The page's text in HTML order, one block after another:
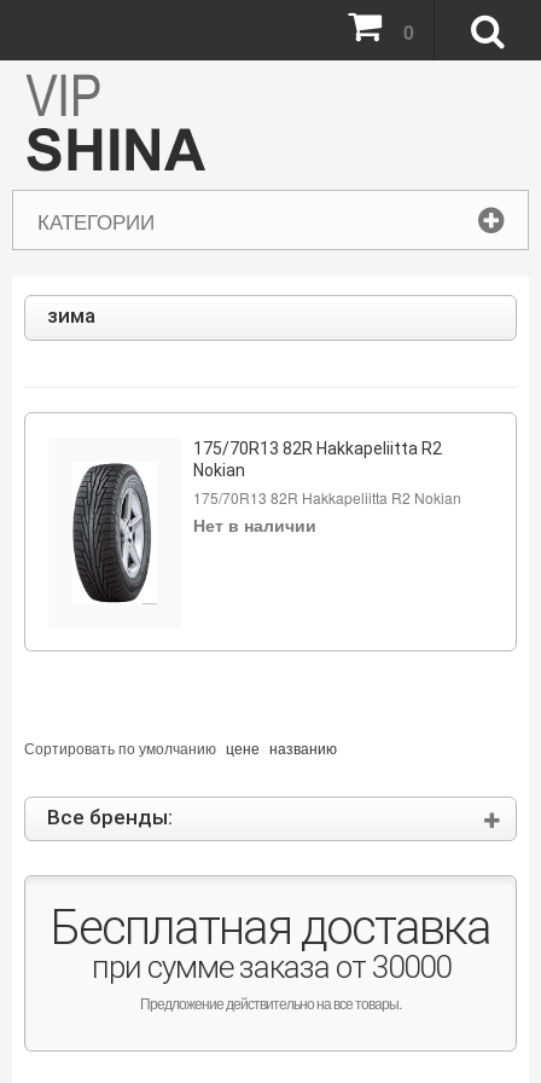
КАТЕГОРИИ
0
зима
175/70R13 82R Hakkapeliitta R2
Nokian
175/70R13 82R Hakkapeliitta R2 Nokian
Нет в наличии
Сортировать поумолчанию цене названию
Все бренды:
Бесплатная доставка
при сумме заказа от 30000
Предложение действительно на все товары.